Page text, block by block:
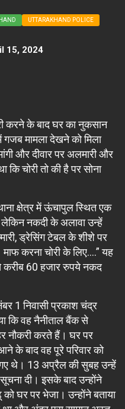
UTTARAKHAND POLICE
15, 2024
करने के बाद घर का नुकसान
मामला देखने को मिला
और दीवार पर अलमारी और
चोरी तो की है पर सोना
क्षेत्र में ऊंचापुल स्थित एक
लेकिन नकदी के अलावा उन्हें
ड्रेसिंग टेबल के शीशे पर
माफ करना चोरी के लिए….” यह
करीब 60 हजार रुपये नकद
1 निवासी प्रकाश चंद्र
कि वह नैनीताल बैंक से
नौकरी करते हैं। घर पर
के बाद वह पूरे परिवार को
थे। 13 अप्रैल की सुबह उन्हें
दी। इसके बाद उन्होंने
घर पर भेजा। उन्होंने बताया